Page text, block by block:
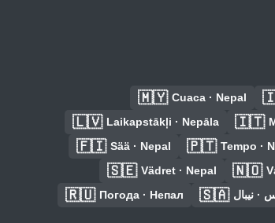
🇲🇾 Cuaca · Nepal
🇱🇻 Laikapstākļi · Nepāla 🇮🇹
🇫🇮 Sää · Nepal 🇵🇹 Tempo ·
🇸🇪 Vädret · Nepal 🇳🇴
🇷🇺 Погода · Непал 🇸🇦 · نيبال